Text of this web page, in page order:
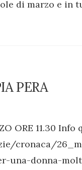
di marzo e in
PERA
ORE 11.30 Info
cronaca/
una-donna-